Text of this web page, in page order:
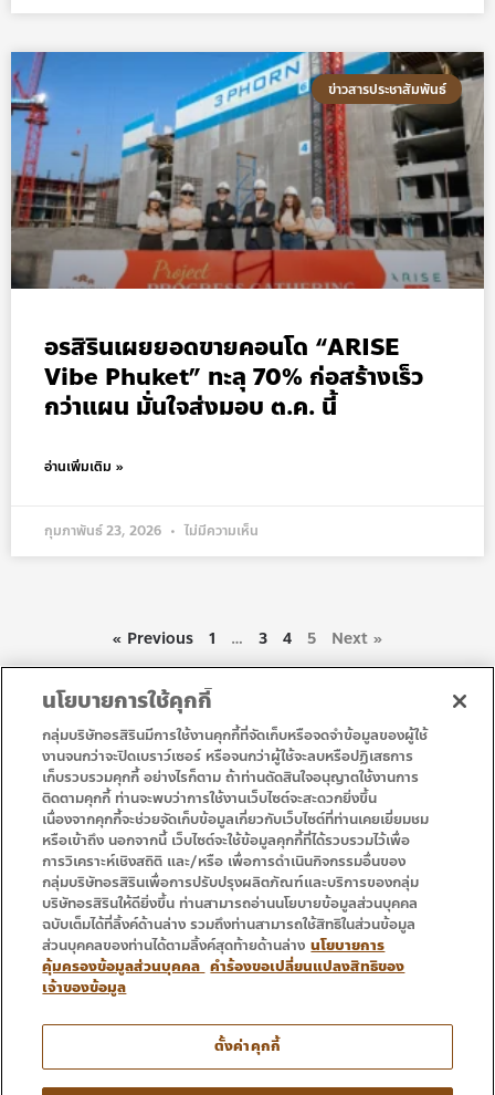
ข่าวสารประชาสัมพันธ์
อรสิรินเผยยอดขายคอนโด “ARISE
Vibe Phuket” ทะลุ 70% ก่อสร้างเร็ว
กว่าแผน มั่นใจส่งมอบ ต.ค. นี้
อ่านเพิ่มเติม »
กุมภาพันธ์ 23, 2026 ไม่มีความเห็น
« Previous 1 … 3 4 5 Next »
• หน้าแรก
• โปรโมชั่น
• บริการ
• ติดต่อเรา
โทร : 053 333 666
นโยบายการใช้คุกกี้
กลุ่มบริษัทอรสิรินมีการใช้งานคุกกี้ที่จัดเก็บหรือจดจำข้อมูลของผู้ใช้
งานจนกว่าจะปิดเบราว์เซอร์ หรือจนกว่าผู้ใช้จะลบหรือปฏิเสธการ
เก็บรวบรวมคุกกี้ อย่างไรก็ตาม ถ้าท่านตัดสินใจอนุญาตใช้งานการ
ติดตามคุกกี้ ท่านจะพบว่าการใช้งานเว็บไซต์จะสะดวกยิ่งขึ้น
เนื่องจากคุกกี้จะช่วยจัดเก็บข้อมูลเกี่ยวกับเว็บไซต์ที่ท่านเคยเยี่ยมชม
หรือเข้าถึง นอกจากนี้ เว็บไซต์จะใช้ข้อมูลคุกกี้ที่ได้รวบรวมไว้เพื่อ
การวิเคราะห์เชิงสถิติ และ/หรือ เพื่อการดำเนินกิจกรรมอื่นของ
กลุ่มบริษัทอรสิรินเพื่อการปรับปรุงผลิตภัณฑ์และบริการของกลุ่ม
บริษัทอรสิรินให้ดียิ่งขึ้น ท่านสามารถอ่านนโยบายข้อมูลส่วนบุคคล
ฉบับเต็มได้ที่ลิ้งค์ด้านล่าง รวมถึงท่านสามารถใช้สิทธิในส่วนข้อมูล
ส่วนบุคคลของท่านได้ตามลิ้งค์สุดท้ายด้านล่าง นโยบายการ
คุ้มครองข้อมูลส่วนบุคคล คำร้องขอเปลี่ยนแปลงสิทธิของ
เจ้าของข้อมูล
ตั้งค่าคุกกี้